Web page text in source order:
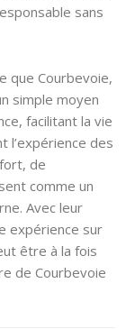
sans
que Courbevoie,
simple moyen
facilitant la vie
l’expérience des
de
comme un
Avec leur
expérience sur
être à la fois
de Courbevoie